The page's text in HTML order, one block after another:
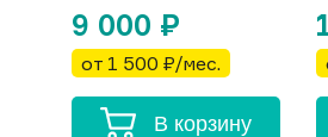
9 000 ₽
от 1 500 ₽/мес.
В корзину